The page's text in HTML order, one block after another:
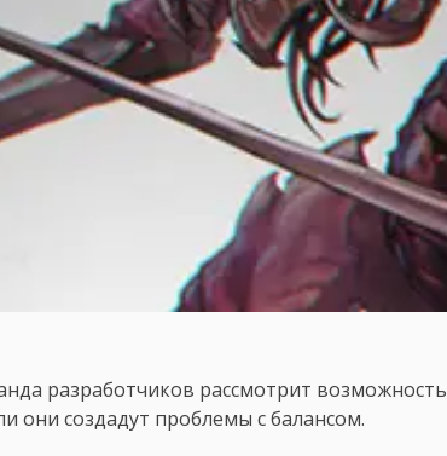
разработчиков рассмотрит возможность
они создадут проблемы с балансом.